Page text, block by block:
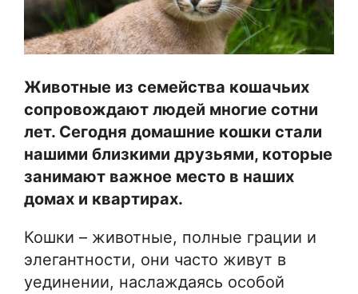
Животные из семейства кошачьих
сопровождают людей многие сотни
лет. Сегодня домашние кошки стали
нашими близкими друзьями, которые
занимают важное место в наших
домах и квартирах.
Кошки – животные, полные грации и
элегантности, они часто живут в
уединении, наслаждаясь особой